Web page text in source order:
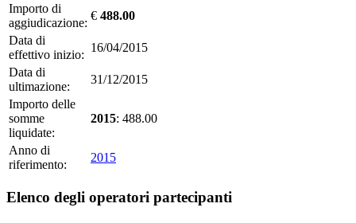
Importo di
aggiudicazione:
€ 488.00
Data di
effettivo inizio:
16/04/2015
Data di
ultimazione:
31/12/2015
Importo delle
somme
liquidate:
2015: 488.00
Anno di
riferimento:
2015
Elenco degli operatori partecipanti